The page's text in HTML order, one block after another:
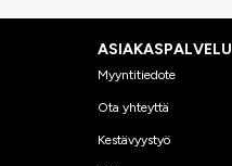
ASIAKASPALVELU
Myyntitiedote
Ota yhteyttä
Kestävyystyö